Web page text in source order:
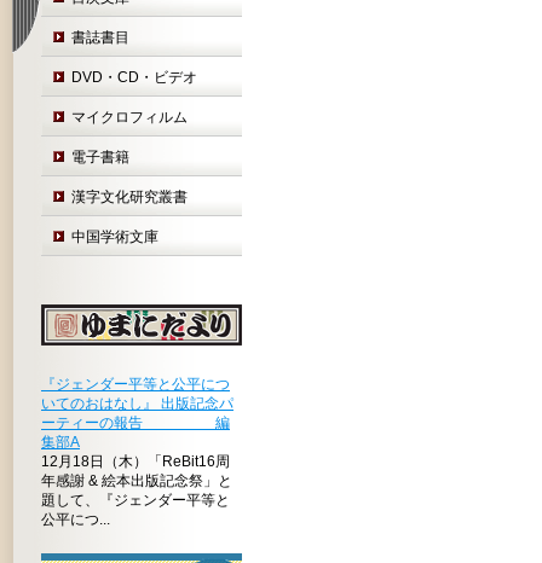
書誌書目
DVD・CD・ビデオ
マイクロフィルム
電子書籍
漢字文化研究叢書
中国学術文庫
『ジェンダー平等と公平につ
いてのおはなし』 出版記念パ
ーティーの報告 編
集部A
12月18日（木）「ReBit16周
年感謝 & 絵本出版記念祭」と
題して、『ジェンダー平等と
公平につ...